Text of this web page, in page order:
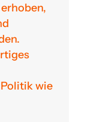
wie